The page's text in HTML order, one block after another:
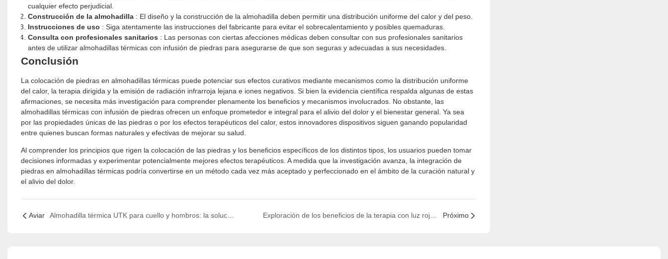
cualquier efecto perjudicial.
Construcción de la almohadilla: El diseño y la construcción de la almohadilla deben permitir una distribución uniforme del calor y del peso.
Instrucciones de uso : Siga atentamente las instrucciones del fabricante para evitar el sobrecalentamiento y posibles quemaduras.
Consulta con profesionales sanitarios : Las personas con ciertas afecciones médicas deben consultar con sus profesionales sanitarios
antes de utilizar almohadillas térmicas con infusión de piedras para asegurarse de que son seguras y adecuadas a sus necesidades.
Conclusión
La colocación de piedras en almohadillas térmicas puede potenciar sus efectos curativos mediante mecanismos como la distribución uniforme
del calor, la terapia dirigida y la emisión de radiación infrarroja lejana e iones negativos. Si bien la evidencia científica respalda algunas de estas
afirmaciones, se necesita más investigación para comprender plenamente los beneficios y mecanismos involucrados. No obstante, las
almohadillas térmicas con infusión de piedras ofrecen un enfoque prometedor e integral para el alivio del dolor y el bienestar general. Ya sea
por las propiedades únicas de las piedras o por los efectos terapéuticos del calor, estos innovadores dispositivos siguen ganando popularidad
entre quienes buscan formas naturales y efectivas de mejorar su salud.
Al comprender los principios que rigen la colocación de las piedras y los beneficios específicos de los distintos tipos, los usuarios pueden tomar
decisiones informadas y experimentar potencialmente mejores efectos terapéuticos. A medida que la investigación avanza, la integración de
piedras en almohadillas térmicas podría convertirse en un método cada vez más aceptado y perfeccionado en el ámbito de la curación natural y
el alivio del dolor.
Aviar Almohadilla térmica UTK para cuello y hombros: la solución definitiva para aliviar el dolor Exploración de los beneficios de la terapia con luz roja en el cuidado de la piel: eficacia y elección de los dispositivos adecuados Próximo